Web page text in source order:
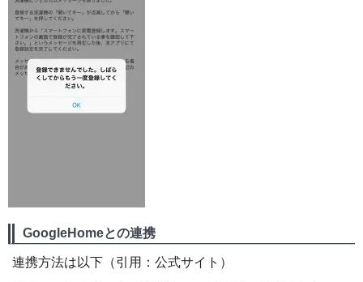
GoogleHomeとの連携
連携方法は以下（引用：公式サイト）